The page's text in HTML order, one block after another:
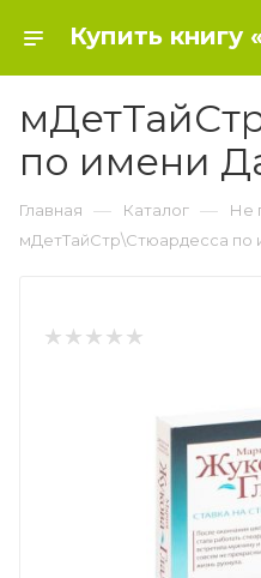
по имени
Главная — Каталог — Не
мДетТайСтр\Стюардесса по